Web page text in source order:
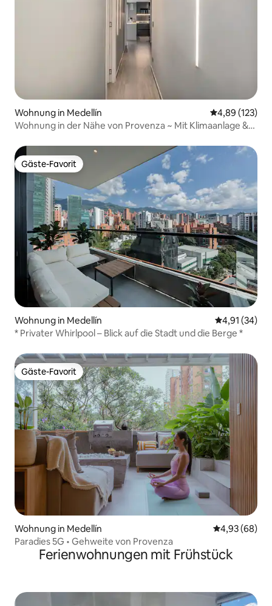
Wohnung in Medellín
4,89 (123)
Wohnung in der Nähe von Provenza ~ Mit Klimaanlage &
Gäste-Favorit
Gäste-Favorit
Wohnung in Medellín
4,91 (34)
* Privater Whirlpool – Blick auf die Stadt und die Berge *
Gäste-Favorit
Gäste-Favorit
Wohnung in Medellín
4,93 (68)
Paradies 5G • Gehweite von Provenza
Ferienwohnungen mit Frühstück